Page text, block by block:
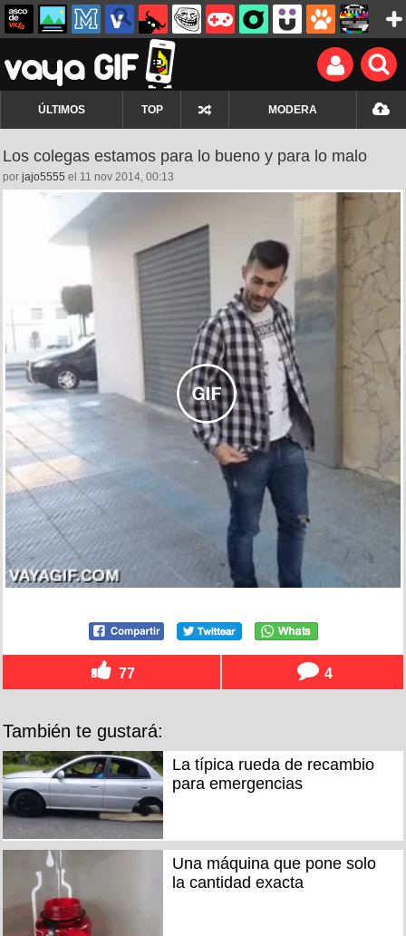
ÚLTIMOS TOP MODERA
Los colegas estamos para lo bueno y para lo malo
por jajo5555 el 11 nov 2014, 00:13
77 4
También te gustará:
La típica rueda de recambio
para emergencias
Una máquina que pone solo
la cantidad exacta